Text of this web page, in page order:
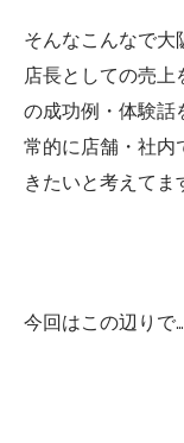
そんなこんなで大
店長としての売
の成功例・体験話
常的に店舗・社内
きたいと考えてま
今回はこの辺りで